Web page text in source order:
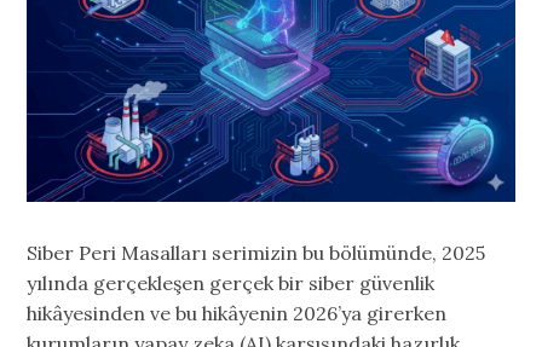
Siber Peri Masalları serimizin bu bölümünde, 2025
yılında gerçekleşen gerçek bir siber güvenlik
hikâyesinden ve bu hikâyenin 2026’ya girerken